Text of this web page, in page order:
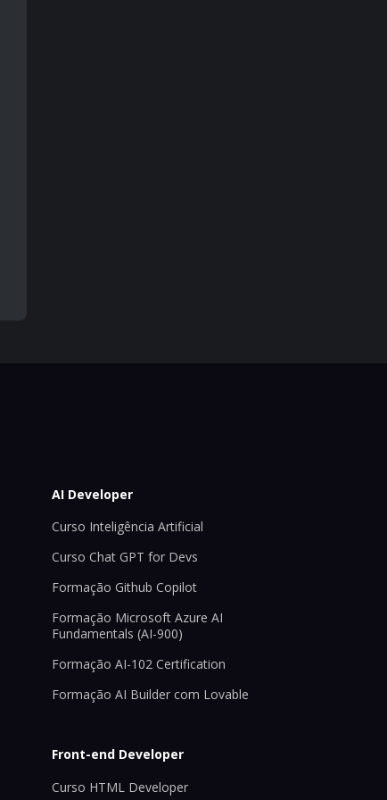
AI Developer
Curso Inteligência Artificial
Curso Chat GPT for Devs
Formação Github Copilot
Formação Microsoft Azure AI
Fundamentals (AI-900)
Formação AI-102 Certification
Formação AI Builder com Lovable
Front-end Developer
Curso HTML Developer